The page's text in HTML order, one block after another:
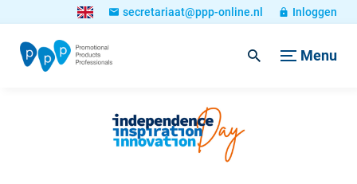
secretariaat@ppp-online.nl Inloggen
Menu